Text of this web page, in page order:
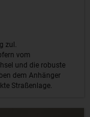
zul.
vom
und die robuste
dem Anhänger
Straßenlage.